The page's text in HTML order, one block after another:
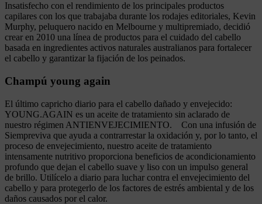
Insatisfecho con el rendimiento de los principales productos
capilares con los que trabajaba durante los rodajes editoriales, Kevin
Murphy, peluquero nacido en Melbourne y multipremiado, decidió
crear en 2010 una línea de productos para el cuidado del cabello
basada en ingredientes activos naturales australianos para fortalecer
el cabello y garantizar la fijación de los peinados.
Champú young again
El último capricho diario para el cabello dañado y envejecido:
YOUNG.AGAIN es un aceite de tratamiento sin aclarado de
nuestro régimen ANTIENVEJECIMIENTO. Con una infusión de
Siempreviva que ayuda a contrarrestar la oxidación y, por lo tanto, el
proceso de envejecimiento, nuestro aceite de tratamiento
intensamente nutritivo proporciona beneficios de acondicionamiento
profundo que dejan el cabello suave y liso con un impulso general
de brillo. Utilícelo a diario para luchar contra el envejecimiento del
cabello y para protegerlo de los factores de estrés ambiental y de los
daños causados por el calor.